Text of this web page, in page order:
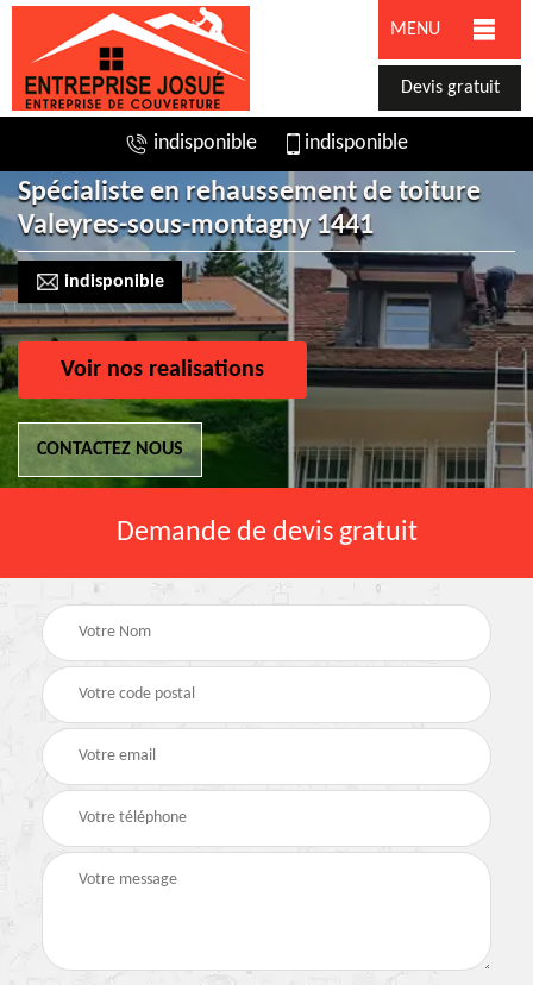
MENU
Devis gratuit
indisponible indisponible
Spécialiste en rehaussement de toiture
Valeyres-sous-montagny 1441
indisponible
Voir nos realisations
CONTACTEZ NOUS
Demande de devis gratuit